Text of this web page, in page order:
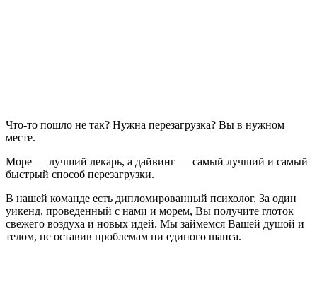
Что-то пошло не так? Нужна перезагрузка? Вы в нужном
месте.
Море — лучший лекарь, а дайвинг — самый лучший и самый
быстрый способ перезагрузки.
В нашей команде есть дипломированный психолог. За один
уикенд, проведенный с нами и морем, Вы получите глоток
свежего воздуха и новых идей. Мы займемся Вашей душой и
телом, не оставив проблемам ни единого шанса.